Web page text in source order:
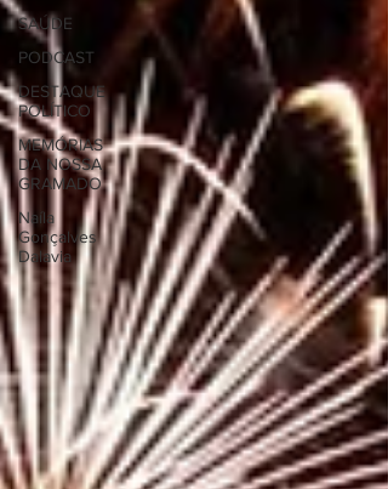
SAÚDE
PODCAST
DESTAQUE
POLÍTICO
MEMÓRIAS
DA NOSSA
GRAMADO
Naíla
Gonçalves
Dalavia